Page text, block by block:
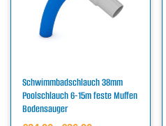
Schwimmbadschlauch 38mm
Poolschlauch 6-15m feste Muffen
Bodensauger